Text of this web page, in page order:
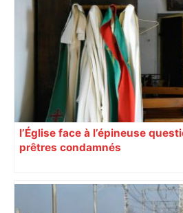
l’Église face à l’épineuse
prêtres condamnés